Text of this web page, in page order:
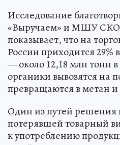
Исследование
«Выручаем» и МШУ
показывает, что на
России приходится 29%
— около 12,18 млн тонн
органики вывозятся на
превращаются в метан и
Один из путей решения
потерявшей товарный
к употреблению